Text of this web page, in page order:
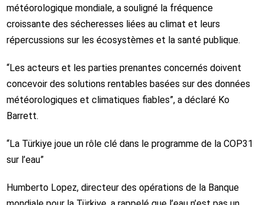
météorologique mondiale, a souligné la fréquence
croissante des sécheresses liées au climat et leurs
répercussions sur les écosystèmes et la santé publique.
“Les acteurs et les parties prenantes concernés doivent
concevoir des solutions rentables basées sur des données
météorologiques et climatiques fiables”, a déclaré Ko
Barrett.
“La Türkiye joue un rôle clé dans le programme de la COP31
sur l’eau”
Humberto Lopez, directeur des opérations de la Banque